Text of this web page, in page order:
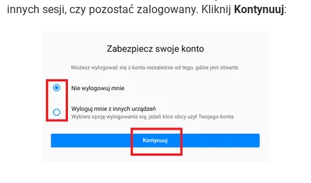
innych sesji, czy pozostać zalogowany. Kliknij Kontynuuj: